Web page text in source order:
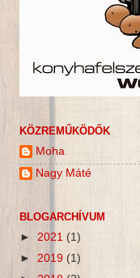
KÖZREMŰKÖDŐK
Moha
Nagy Máté
BLOGARCHÍVUM
► 2021 (1)
► 2019 (1)